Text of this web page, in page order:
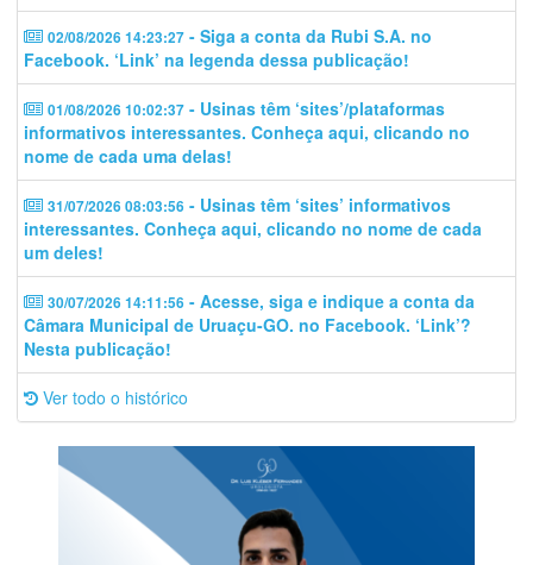
02/08/2026 14:23:27 - Siga a conta da Rubi S.A. no
Facebook. ‘Link’ na legenda dessa publicação!
01/08/2026 10:02:37 - Usinas têm ‘sites’/plataformas
informativos interessantes. Conheça aqui, clicando no
nome de cada uma delas!
31/07/2026 08:03:56 - Usinas têm ‘sites’ informativos
interessantes. Conheça aqui, clicando no nome de cada
um deles!
30/07/2026 14:11:56 - Acesse, siga e indique a conta da
Câmara Municipal de Uruaçu-GO. no Facebook. ‘Link’?
Nesta publicação!
Ver todo o histórico